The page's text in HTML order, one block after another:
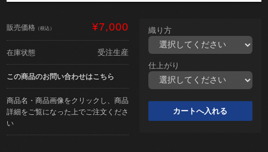
販売価格 （税込） ¥7,000
在庫状態 受注生産
この商品のお問い合わせはこちら
商品名・商品画像をクリックし、商品
詳細をご覧になった上でご注文くださ
い
織り方
仕上がり